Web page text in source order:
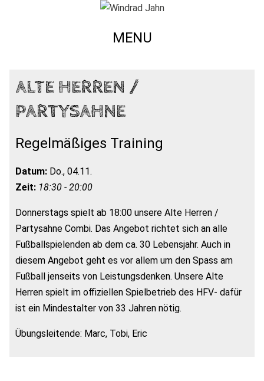
MENU
ALTE HERREN /
PARTYSAHNE
Regelmäßiges Training
Datum: Do., 04.11.
Zeit: 18:30 - 20:00
Donnerstags spielt ab 18:00 unsere Alte Herren /
Partysahne Combi. Das Angebot richtet sich an alle
Fußballspielenden ab dem ca. 30 Lebensjahr. Auch in
diesem Angebot geht es vor allem um den Spass am
Fußball jenseits von Leistungsdenken. Unsere Alte
Herren spielt im offiziellen Spielbetrieb des HFV- dafür
ist ein Mindestalter von 33 Jahren nötig.
Übungsleitende: Marc, Tobi, Eric